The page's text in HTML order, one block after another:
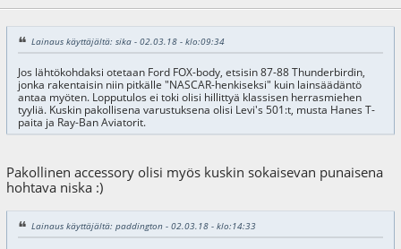
Lainaus käyttäjältä: sika - 02.03.18 - klo:09:34
Jos lähtökohdaksi otetaan Ford FOX-body, etsisin 87-88 Thunderbirdin,
jonka rakentaisin niin pitkälle "NASCAR-henkiseksi" kuin lainsäädäntö
antaa myöten. Lopputulos ei toki olisi hillittyä klassisen herrasmiehen
tyyliä. Kuskin pakollisena varustuksena olisi Levi's 501:t, musta Hanes T-
paita ja Ray-Ban Aviatorit.
Pakollinen accessory olisi myös kuskin sokaisevan punaisena
hohtava niska :)
Lainaus käyttäjältä: paddington - 02.03.18 - klo:14:33